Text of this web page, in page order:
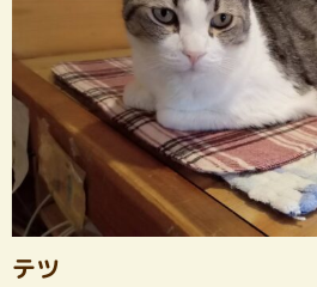
テツ